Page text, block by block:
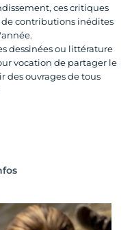
ces critiques
contributions inédites
dessinées ou littérature
vocation de partager le
des ouvrages de tous